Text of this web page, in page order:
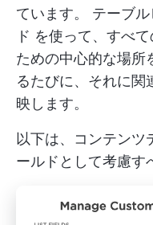
ています。 テーブ
ド を使って、すべ
ための中心的な場所
るたびに、それに関
映します。
以下は、コンテンツ
ールドとして考慮す